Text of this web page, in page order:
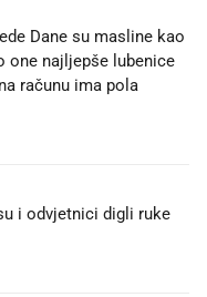
Dane su masline kao
one najljepše lubenice
računu ima pola
i odvjetnici digli ruke